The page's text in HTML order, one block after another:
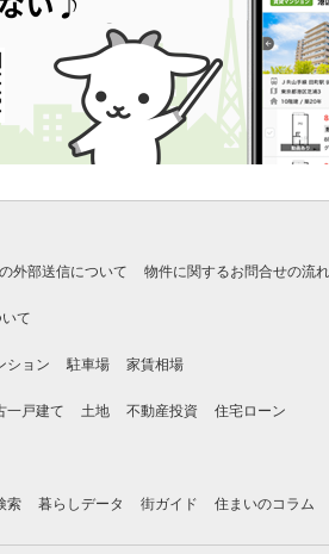
外部送信について 物件に関するお問合せの流れ
て
ション 駐車場 家賃相場
一戸建て 土地 不動産投資 住宅ローン
索 暮らしデータ 街ガイド 住まいのコラム